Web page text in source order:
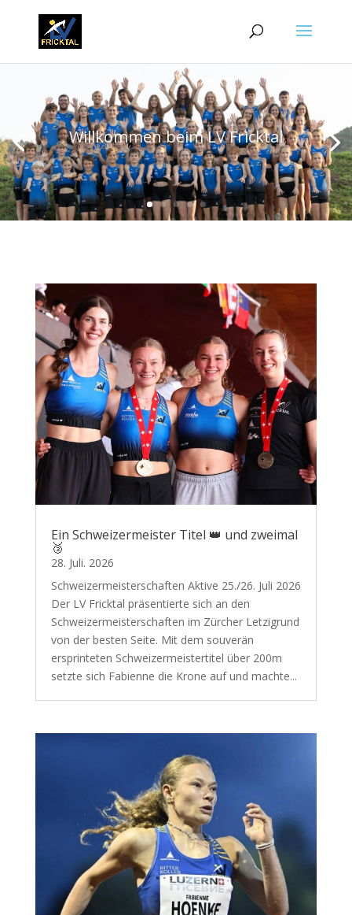
Willkommen beim LV Fricktal
Ein Schweizermeister Titel 👑 und zweimal
🥉
28. Juli. 2026
Schweizermeisterschaften Aktive 25./26. Juli 2026
Der LV Fricktal präsentierte sich an den
Schweizermeisterschaften im Zürcher Letzigrund
von der besten Seite. Mit dem souverän
ersprinteten Schweizermeistertitel über 200m
setzte sich Fabienne die Krone auf und machte...